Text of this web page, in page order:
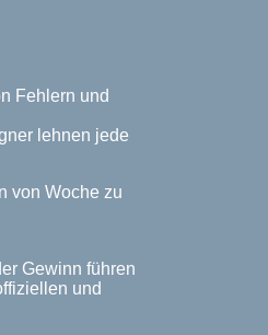
Fehlern und
lehnen jede
von Woche zu
Gewinn führen
und